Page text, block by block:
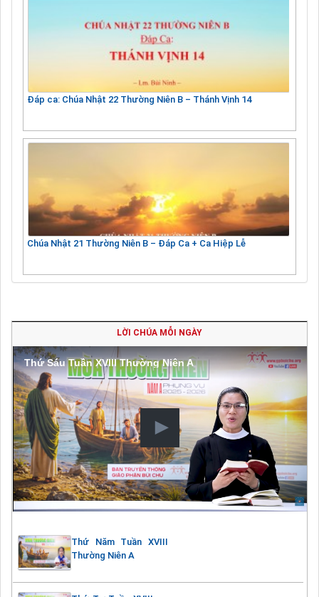
Đáp ca: Chúa Nhật 22 Thường Niên B – Thánh Vịnh 14
Chúa Nhật 21 Thường Niên B – Đáp Ca + Ca Hiệp Lễ
LỜI CHÚA MỖI NGÀY
Thứ Sáu Tuần XVIII Thường Niên A
Thứ Năm Tuần XVIII
Thường Niên A